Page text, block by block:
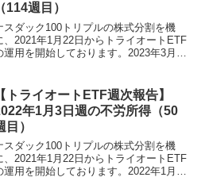
（114週目）
スダック100トリプルの株式分割を機
、2021年1月22日からトライオートETF
運用を開始しております。2023年3月
オートETF運用実績（114週目...
【トライオートETF週次報告】
年1月3日週の不労所得（50
目）
スダック100トリプルの株式分割を機
、2021年1月22日からトライオートETF
運用を開始しております。2022年1月3